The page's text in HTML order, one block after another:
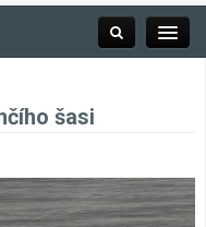
Závodní série
šasi